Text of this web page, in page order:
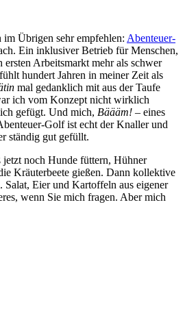
Übrigen sehr empfehlen: Abenteuer-
Ein inklusiver Betrieb für Menschen,
ersten Arbeitsmarkt mehr als schwer
hundert Jahren in meiner Zeit als
mal gedanklich mit aus der Taufe
ich vom Konzept nicht wirklich
gefügt. Und mich, Bäääm! – eines
Golf ist echt der Knaller und
ständig gut gefüllt.
jetzt noch Hunde füttern, Hühner
Kräuterbeete gießen. Dann kollektive
Salat, Eier und Kartoffeln aus eigener
wenn Sie mich fragen. Aber mich